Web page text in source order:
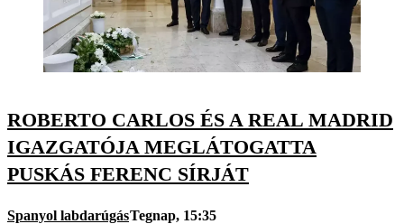
ROBERTO CARLOS ÉS A REAL MADRID
IGAZGATÓJA MEGLÁTOGATTA
PUSKÁS FERENC SÍRJÁT
Spanyol labdarúgásTegnap, 15:35